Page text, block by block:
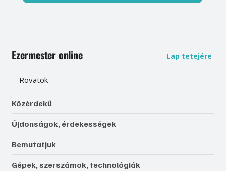
Ezermester online Lap tetejére
Rovatok
Közérdekű
Újdonságok, érdekességek
Bemutatjuk
Gépek, szerszámok, technológiák